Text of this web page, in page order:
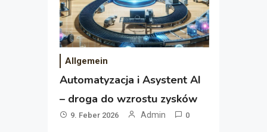
Allgemein
Automatyzacja i Asystent AI
– droga do wzrostu zysków
9. Feber 2026 Admin 0